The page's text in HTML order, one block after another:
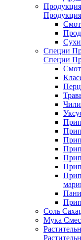
Специи
Специи
Соль
Мука